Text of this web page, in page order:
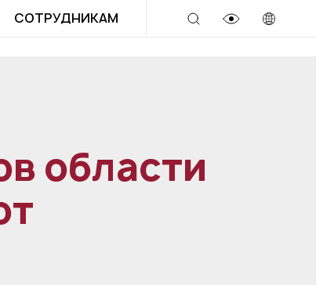
СОТРУДНИКАМ
области